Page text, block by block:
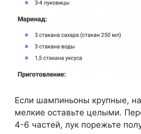
Если шампиньоны крупные,
мелкие оставьте целыми.
4-6 частей, лук порежьте